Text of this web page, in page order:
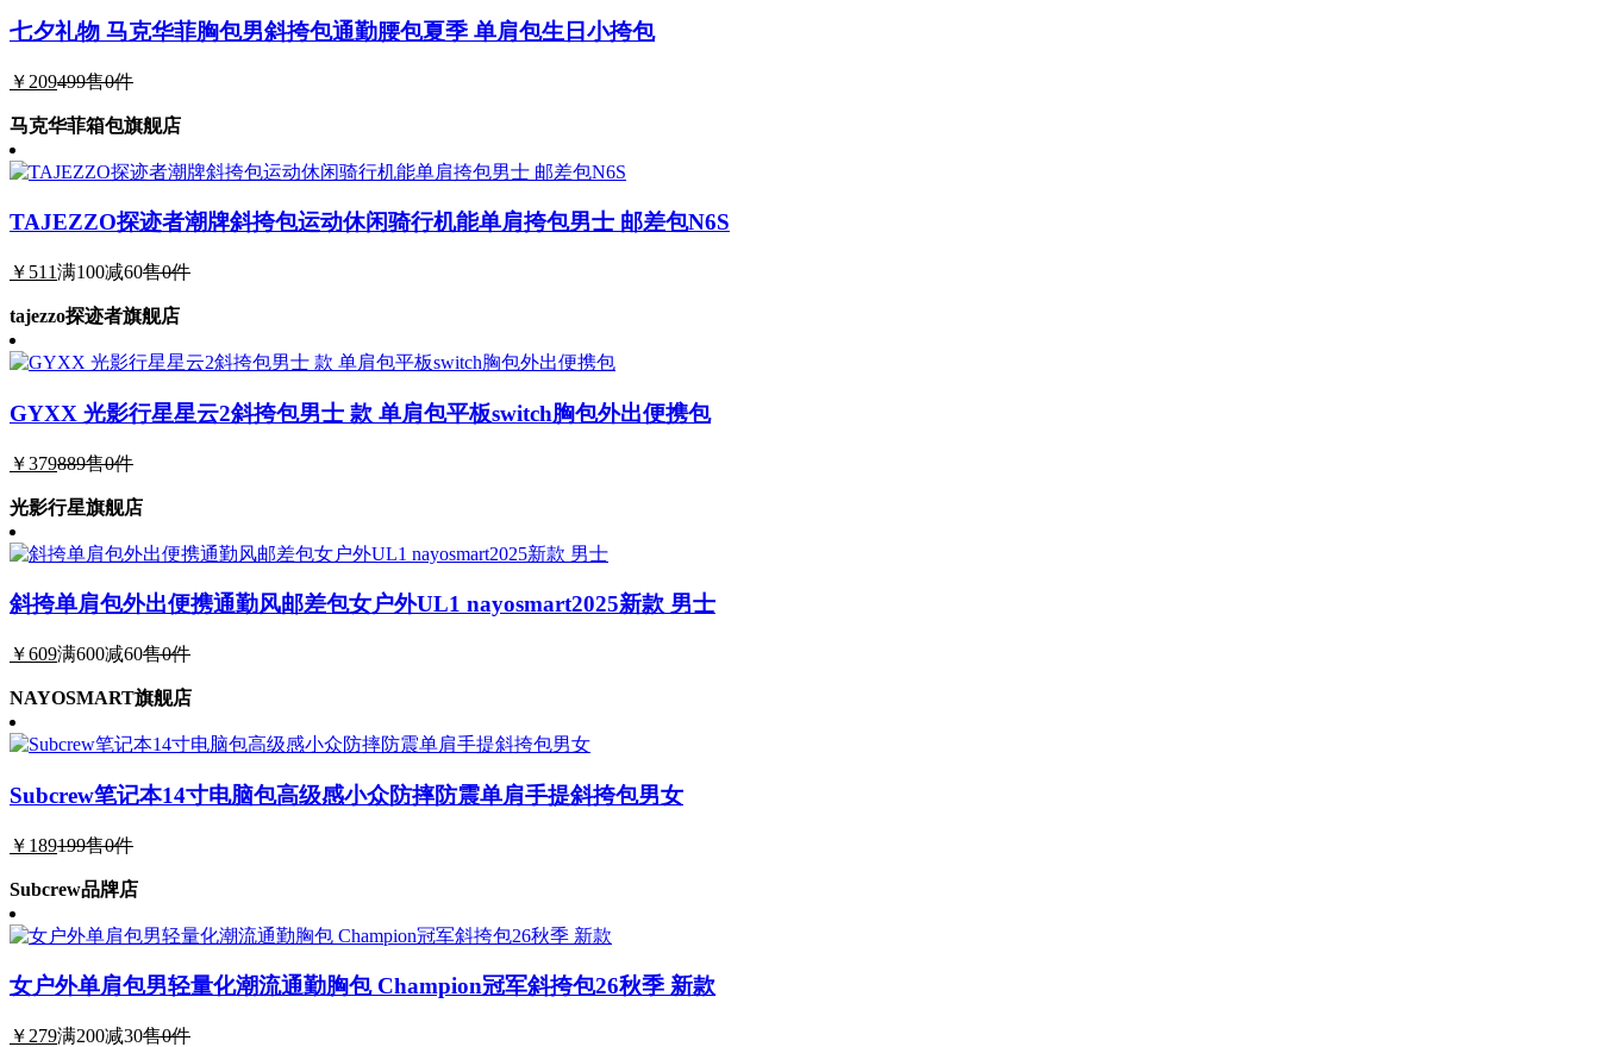
七夕礼物 马克华菲胸包男斜挎包通勤腰包夏季 单肩包生日小挎包
￥209499售0件
马克华菲箱包旗舰店
TAJEZZO探迹者潮牌斜挎包运动休闲骑行机能单肩挎包男士 邮差包N6S
￥511满100减60售0件
tajezzo探迹者旗舰店
GYXX 光影行星星云2斜挎包男士 款 单肩包平板switch胸包外出便携包
￥379889售0件
光影行星旗舰店
斜挎单肩包外出便携通勤风邮差包女户外UL1 nayosmart2025新款 男士
￥609满600减60售0件
NAYOSMART旗舰店
Subcrew笔记本14寸电脑包高级感小众防摔防震单肩手提斜挎包男女
￥189199售0件
Subcrew品牌店
女户外单肩包男轻量化潮流通勤胸包 Champion冠军斜挎包26秋季 新款
￥279满200减30售0件